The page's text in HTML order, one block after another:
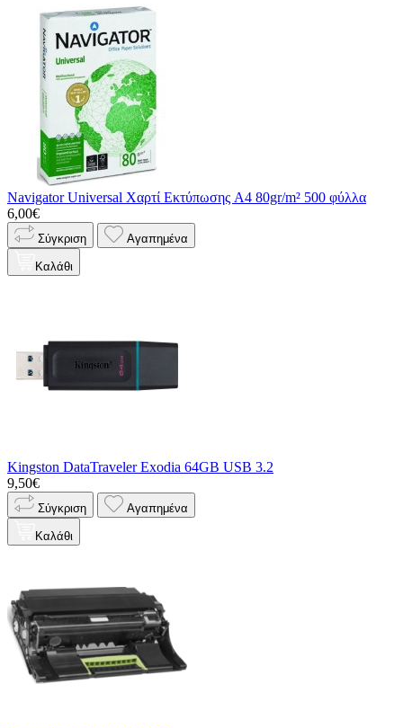
Navigator Universal Χαρτί Εκτύπωσης A4 80gr/m² 500 φύλλα
6,00€
Σύγκριση Αγαπημένα
Καλάθι
Kingston DataTraveler Exodia 64GB USB 3.2
9,50€
Σύγκριση Αγαπημένα
Καλάθι